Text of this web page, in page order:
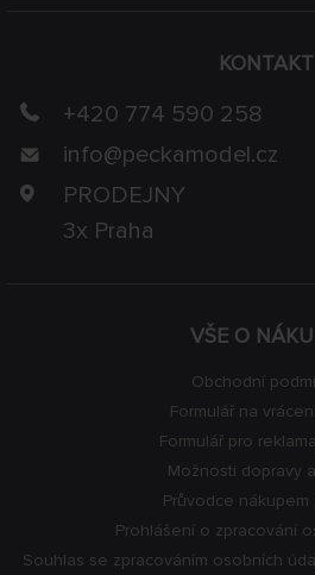
VŠE O
Obchodní
Formulář na
Formulář pro
Možnosti dopravy
Průvodce nákupem
Prohlášení o zpracování
Souhlas se zpracováním osobních
KONTAKT
+420 774 590 258
info@peckamodel.cz
PRODEJNY
3x Praha